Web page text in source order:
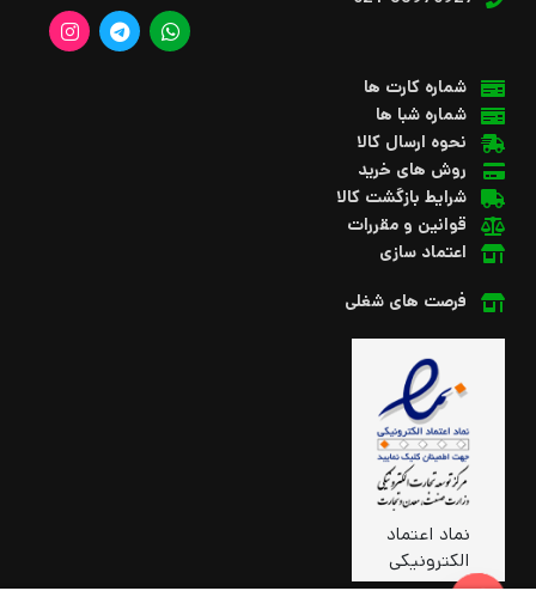
شماره کارت ها
شماره شبا ها
نحوه ارسال کالا
روش های خرید
شرایط بازگشت کالا
قوانین و مقررات
اعتماد سازی
فرصت های شغلی
نماد اعتماد
الکترونیکی